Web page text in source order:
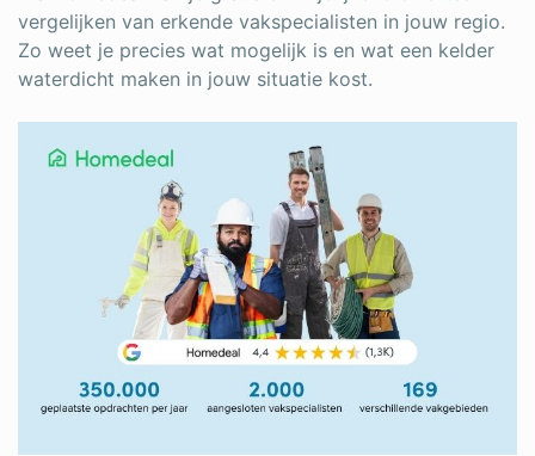
vergelijken van erkende vakspecialisten in jouw regio.
Zo weet je precies wat mogelijk is en wat een kelder
waterdicht maken in jouw situatie kost.